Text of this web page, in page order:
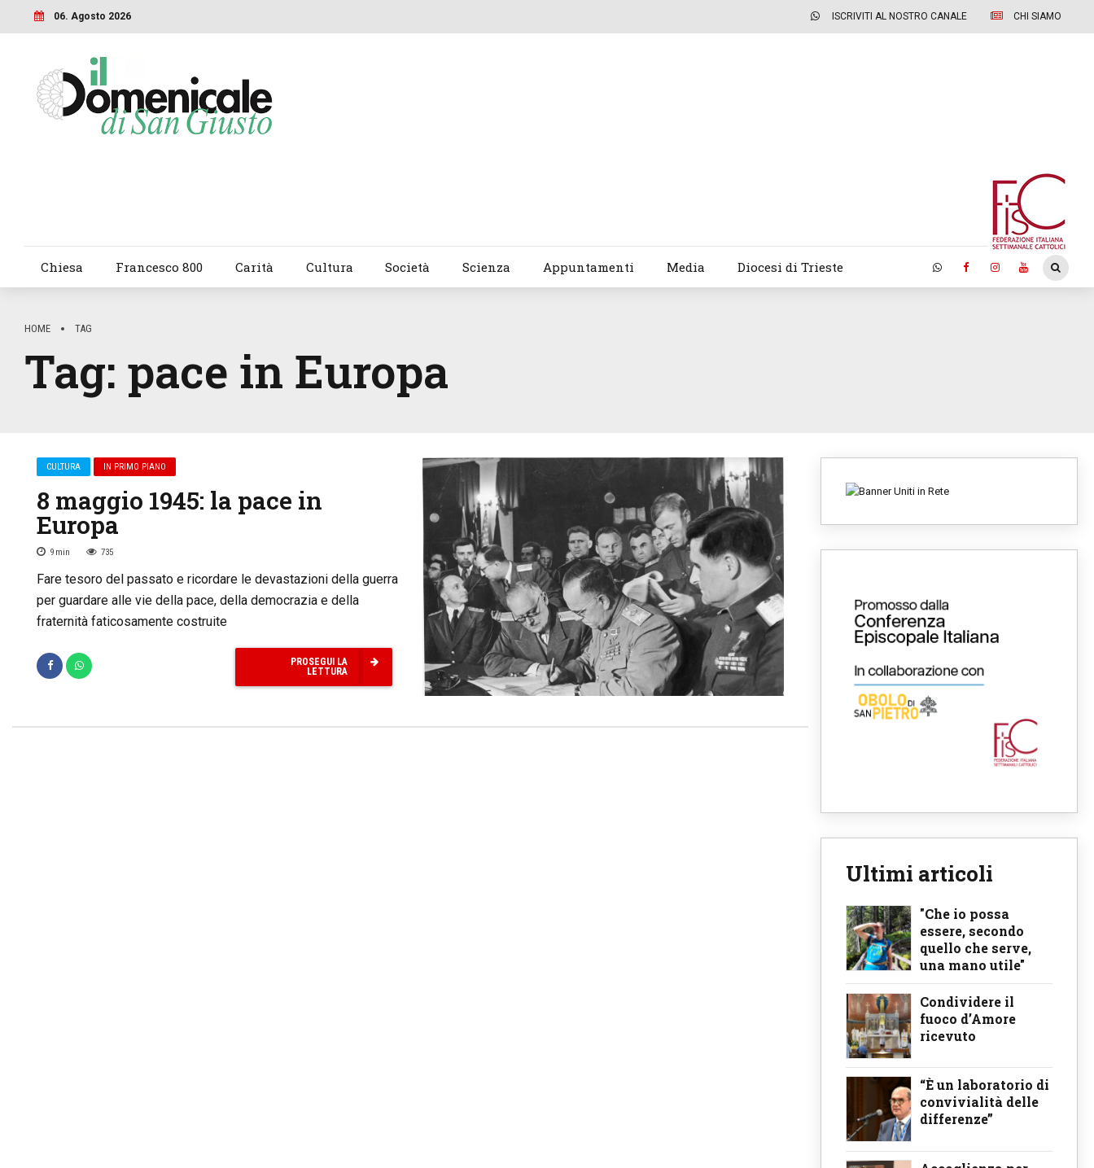
06. Agosto 2026 ISCRIVITI AL NOSTRO CANALE CHI SIAMO
Chiesa Francesco 800 Carità Cultura Società Scienza Appuntamenti Media Diocesi di Trieste
HOME TAG
Tag: pace in Europa
CULTURA IN PRIMO PIANO
8 maggio 1945: la pace in
Europa
9 min 735
Fare tesoro del passato e ricordare le devastazioni della guerra
per guardare alle vie della pace, della democrazia e della
fraternità faticosamente costruite
PROSEGUI LA
LETTURA
Ultimi articoli
"Che io possa
essere, secondo
quello che serve,
una mano utile"
Condividere il
fuoco d’Amore
ricevuto
“È un laboratorio di
convivialità delle
differenze”